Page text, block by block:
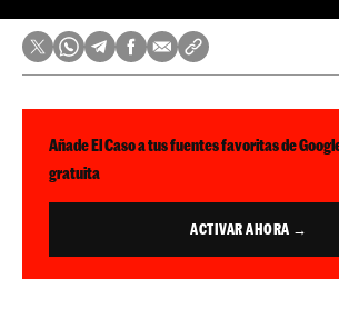
Añade El Caso a tus fuentes favoritas de
gratuita
ACTIVAR AHORA →